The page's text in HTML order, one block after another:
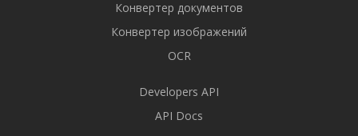
Конвертер документов
Конвертер изображений
OCR
Developers API
API Docs